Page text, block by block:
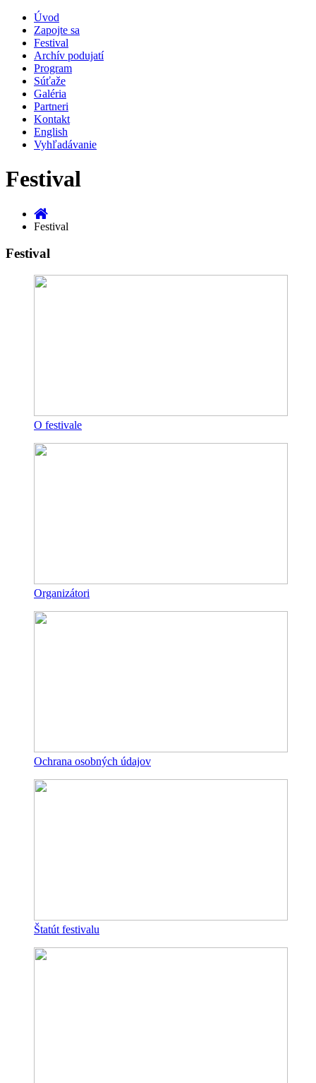
Úvod
Zapojte sa
Festival
Archív podujatí
Program
Súťaže
Galéria
Partneri
Kontakt
English
Vyhľadávanie
Festival
Festival
Festival
O festivale
Organizátori
Ochrana osobných údajov
Štatút festivalu